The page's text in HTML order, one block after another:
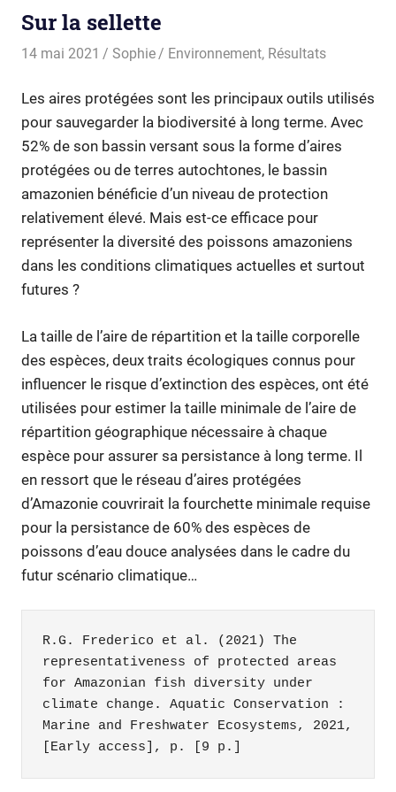
Sur la sellette
14 mai 2021 Sophie Environnement, Résultats
Les aires protégées sont les principaux outils utilisés
pour sauvegarder la biodiversité à long terme. Avec
52% de son bassin versant sous la forme d’aires
protégées ou de terres autochtones, le bassin
amazonien bénéficie d’un niveau de protection
relativement élevé. Mais est-ce efficace pour
représenter la diversité des poissons amazoniens
dans les conditions climatiques actuelles et surtout
futures ?
La taille de l’aire de répartition et la taille corporelle
des espèces, deux traits écologiques connus pour
influencer le risque d’extinction des espèces, ont été
utilisées pour estimer la taille minimale de l’aire de
répartition géographique nécessaire à chaque
espèce pour assurer sa persistance à long terme. Il
en ressort que le réseau d’aires protégées
d’Amazonie couvrirait la fourchette minimale requise
pour la persistance de 60% des espèces de
poissons d’eau douce analysées dans le cadre du
futur scénario climatique…
R.G. Frederico et al. (2021) The
representativeness of protected areas
for Amazonian fish diversity under
climate change. Aquatic Conservation :
Marine and Freshwater Ecosystems, 2021,
[Early access], p. [9 p.]